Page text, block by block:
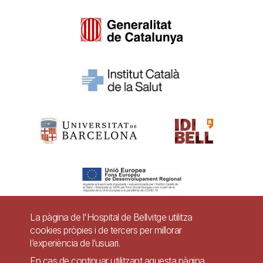
Pie
Contacte
La pàgina de l'Hospital de Bellvitge utilitza
cookies pròpies i de tercers per millorar
l’experiència de l’usuari.